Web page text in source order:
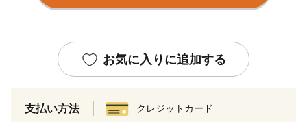
お気に入りに追加する
支払い方法 クレジットカード